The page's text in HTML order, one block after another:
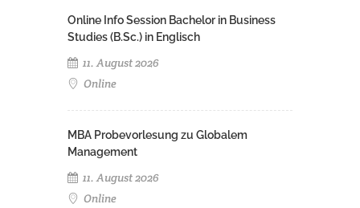
Online Info Session Bachelor in Business
Studies (B.Sc.) in Englisch
11. August 2026
Online
MBA Probevorlesung zu Globalem
Management
11. August 2026
Online